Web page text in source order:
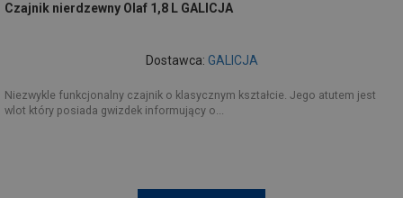
Czajnik nierdzewny Olaf 1,8 L GALICJA
Dostawca: GALICJA
Niezwykle funkcjonalny czajnik o klasycznym kształcie. Jego atutem jest
wlot który posiada gwizdek informujący o...